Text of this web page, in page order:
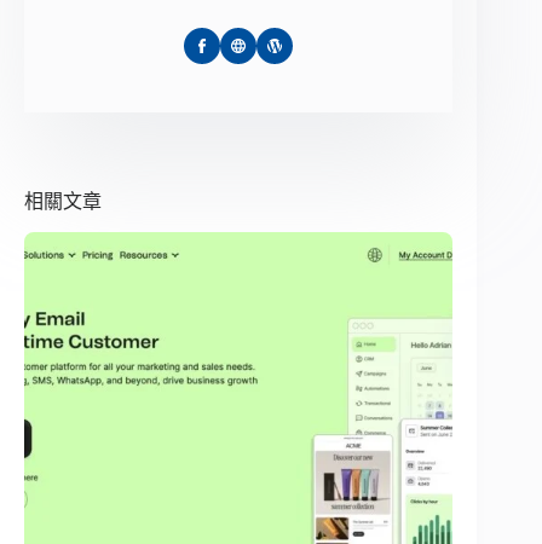
相關文章